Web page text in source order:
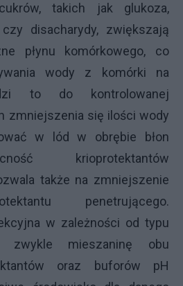
takich jak glukoza,
disacharydy, zwiększają
płynu komórkowego, co
wody z komórki na
to do kontrolowanej
zmniejszenia się ilości wody
w lód w obrębie błon
krioprotektantów
także na zmniejszenie
penetrującego.
w zależności od typu
zwykle mieszaninę obu
oraz buforów pH